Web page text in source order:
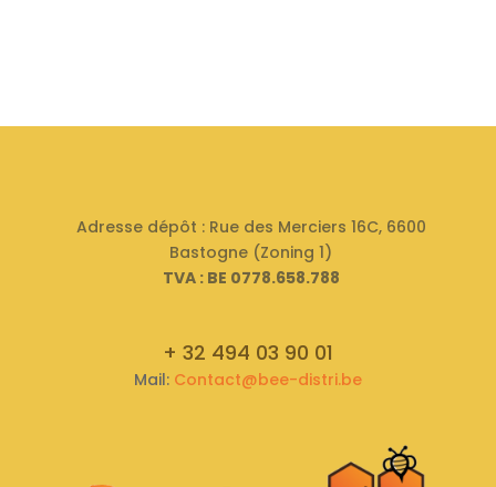
Adresse dépôt : Rue des Merciers 16C, 6600
Bastogne (Zoning 1)
TVA : BE 0778.658.788
+ 32 494 03 90 01
Mail: Contact@bee-distri.be